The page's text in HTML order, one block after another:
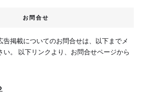
お問合せ
告掲載についてのお問合せは、以下までメ
い。 以下リンクより、お問合せページから